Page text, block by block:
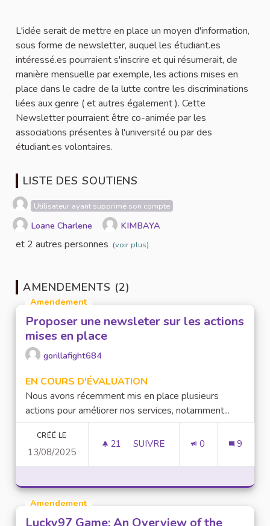
L'idée serait de mettre en place un moyen d'information,
sous forme de newsletter, auquel les étudiant.es
intéressé.es pourraient s'inscrire et qui résumerait, de
manière mensuelle par exemple, les actions mises en
place dans le cadre de la lutte contre les discriminations
liées aux genre ( et autres également ). Cette
Newsletter pourraient être co-animée par les
associations présentes à l'université ou par des
étudiant.es volontaires.
LISTE DES SOUTIENS
Utilisateur ayant supprimé son compte
Loane Charlene KIMBAYA
et 2 autres personnes (voir plus)
AMENDEMENTS (2)
Amendement
Proposer une newsleter sur les actions
mises en place
gorillafight684
EN COURS D'ÉVALUATION
Nous avons récemment mis en place plusieurs
actions pour améliorer nos services, notamment...
CRÉÉ LE
13/08/2025
21 21 ABONNÉS
SUIVRE 0 9
Amendement
Lucky97 Game: An Overview of the